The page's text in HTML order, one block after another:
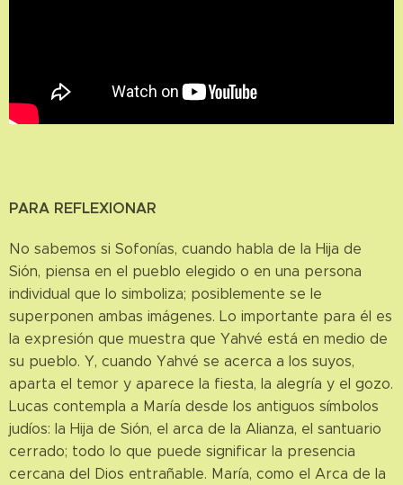
PARA REFLEXIONAR
No sabemos si Sofonías, cuando habla de la Hija de
Sión, piensa en el pueblo elegido o en una persona
individual que lo simboliza; posiblemente se le
superponen ambas imágenes. Lo importante para él es
la expresión que muestra que Yahvé está en medio de
su pueblo. Y, cuando Yahvé se acerca a los suyos,
aparta el temor y aparece la fiesta, la alegría y el gozo.
Lucas contempla a María desde los antiguos símbolos
judíos: la Hija de Sión, el arca de la Alianza, el santuario
cerrado; todo lo que puede significar la presencia
cercana del Dios entrañable. María, como el Arca de la